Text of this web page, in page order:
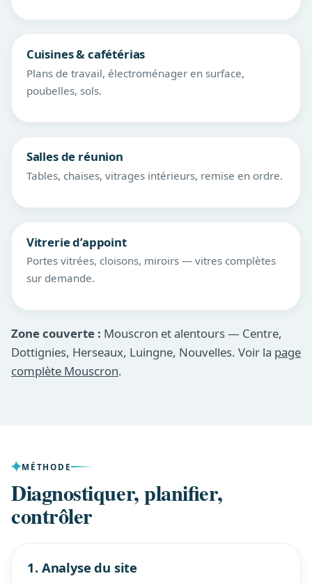
Cuisines & cafétérias
Plans de travail, électroménager en surface,
poubelles, sols.
Salles de réunion
Tables, chaises, vitrages intérieurs, remise en ordre.
Vitrerie d’appoint
Portes vitrées, cloisons, miroirs — vitres complètes
sur demande.
Zone couverte : Mouscron et alentours — Centre,
Dottignies, Herseaux, Luingne, Nouvelles. Voir la page
complète Mouscron.
MÉTHODE
Diagnostiquer, planifier,
contrôler
1. Analyse du site